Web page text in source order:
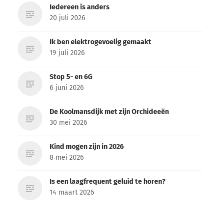
Iedereen is anders
20 juli 2026
Ik ben elektrogevoelig gemaakt
19 juli 2026
Stop 5- en 6G
6 juni 2026
De Koolmansdijk met zijn Orchideeën
30 mei 2026
Kind mogen zijn in 2026
8 mei 2026
Is een laagfrequent geluid te horen?
14 maart 2026